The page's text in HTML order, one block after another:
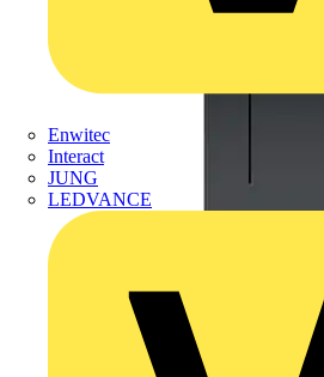
Enwitec
Interact
JUNG
LEDVANCE